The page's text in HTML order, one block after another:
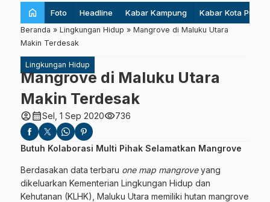
home Foto Headline Kabar Kampung Kabar Kota Pulau
Beranda » Lingkungan Hidup » Mangrove di Maluku Utara
Makin Terdesak
Lingkungan Hidup
Mangrove di Maluku Utara
Makin Terdesak
account_circlecalendar_monthSel, 1 Sep 2020visibility736
Butuh Kolaborasi Multi Pihak Selamatkan Mangrove
Berdasakan data terbaru one map mangroveyang
dikeluarkan Kementerian Lingkungan Hidup dan
Kehutanan (KLHK), Maluku Utara memiliki hutan mangrove